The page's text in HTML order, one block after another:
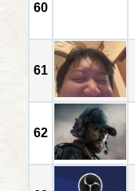
60
61
62